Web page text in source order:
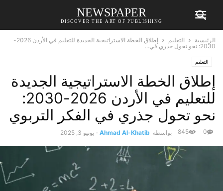
NEWSPAPER
DISCOVER THE ART OF PUBLISHING
الرئيسية التعليم
إطلاق الخطة الاستراتيجية الجديدة للتعليم في الأردن 2026-
2030: نحو تحول جذري في...
التعليم
إطلاق الخطة الاستراتيجية الجديدة
للتعليم في الأردن 2026-2030:
نحو تحول جذري في الفكر التربوي
بواسطة Ahmad Al-Khatib
- يونيو 3, 2025 0
845